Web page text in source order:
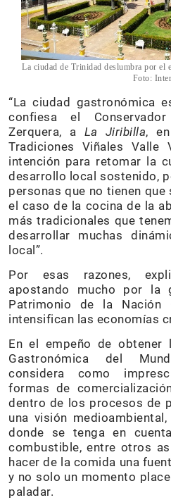
La ciudad de Trinidad deslumbra por el
Foto:
“La ciudad gastronómica
confiesa el
Zerquera, a La Jiribilla,
Tradiciones Viñales Valle
intención para retomar la
desarrollo local sostenido,
personas que no tienen
el caso de la cocina de la
más tradicionales que
desarrollar muchas
local”.
Por esas razones,
apostando mucho por la
Patrimonio de la Nación
intensifican las economías
En el empeño de obtener
Gastronómica del
considera como
formas de
dentro de los procesos de
una visión
donde se tenga en
combustible, entre otros
hacer de la comida una
y no solo un momento
paladar.